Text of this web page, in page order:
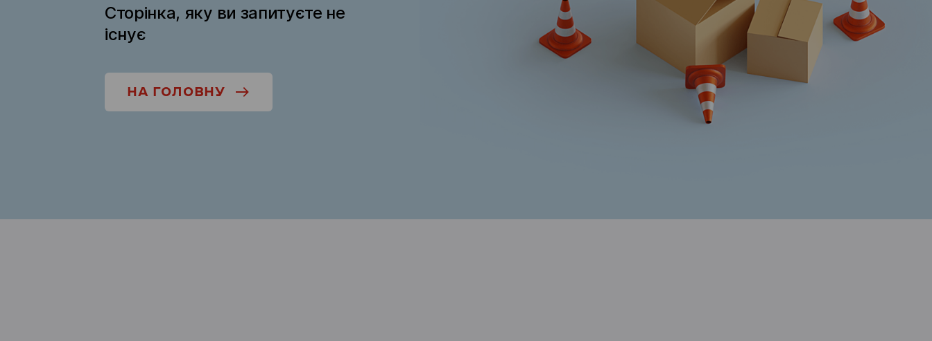
Сторінка, яку ви запитуєте не
існує
НА ГОЛОВНУ